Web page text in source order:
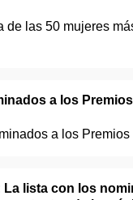
a los
La lista con los